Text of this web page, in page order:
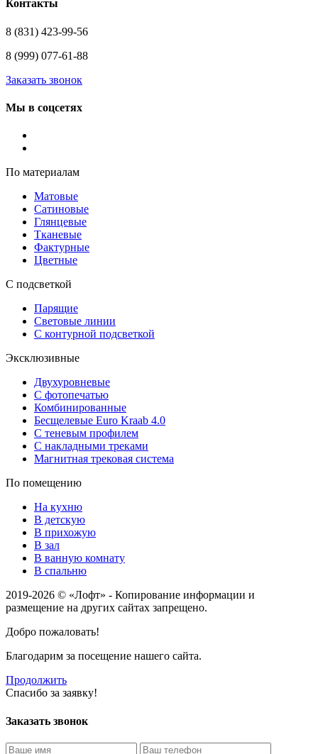
Контакты
8 (831) 423-99-56
8 (999) 077-61-88
Заказать звонок
Мы в соцсетях
По материалам
Матовые
Сатиновые
Глянцевые
Тканевые
Фактурные
Цветные
С подсветкой
Парящие
Световые линии
С контурной подсветкой
Эксклюзивные
Двухуровневые
С фотопечатью
Комбинированные
Бесщелевые Euro Kraab 4.0
С теневым профилем
С накладными треками
Магнитная трековая система
По помещению
На кухню
В детскую
В прихожую
В зал
В ванную комнату
В спальню
2019-2026 © «Лофт» - Копирование информации и
размещение на других сайтах запрещено.
Добро пожаловать!
Благодарим за посещение нашего сайта.
Продолжить
Спасибо за заявку!
Заказать звонок